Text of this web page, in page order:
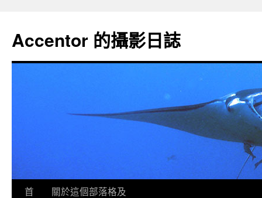
Accentor 的攝影日誌
首
關於這個部落格及